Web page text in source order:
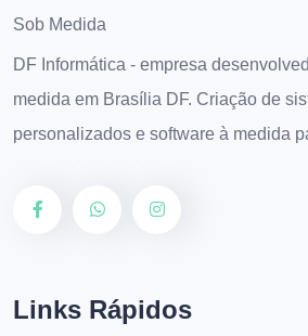
DF Informática - empresa
medida em Brasília DF. Criação de
personalizados e software à medida
Links Rápidos